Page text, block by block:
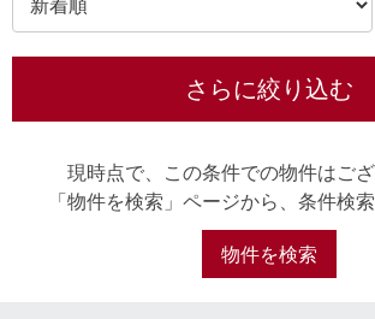
さらに絞り込む
現時点で、この条件での物件はござ
「物件を検索」ページから、条件検索
物件を検索